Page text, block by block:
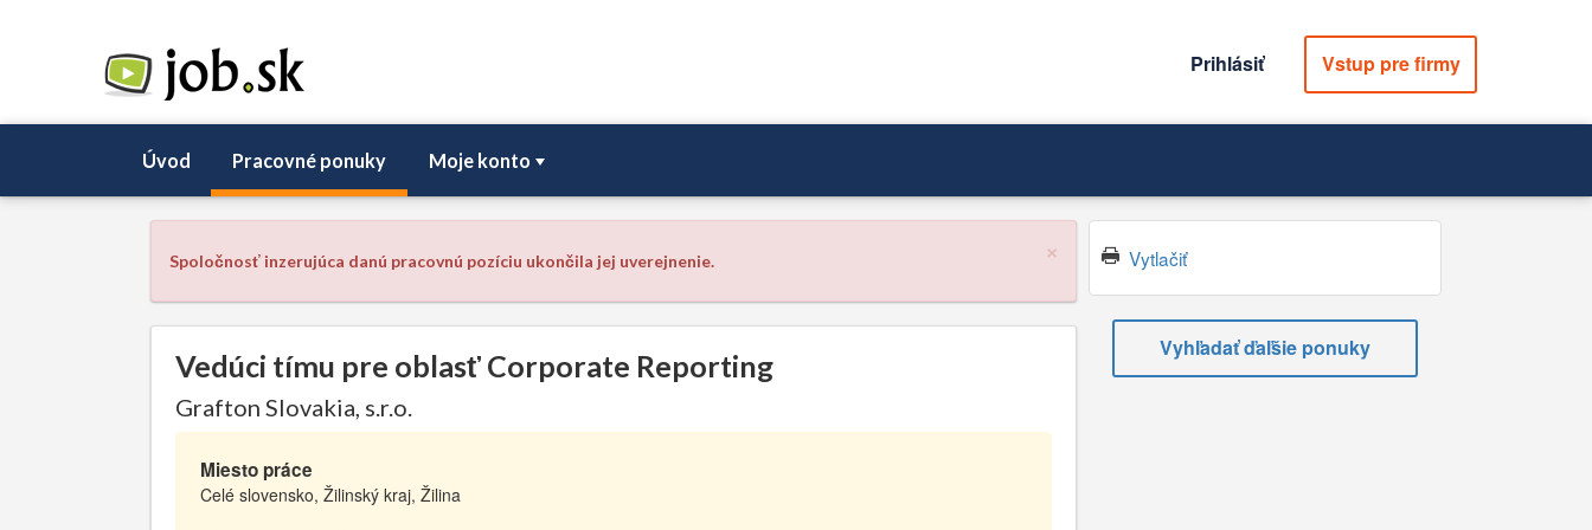
Prihlásiť Vstup pre firmy
Úvod Pracovné ponuky Moje konto
×
Spoločnosť inzerujúca danú pracovnú pozíciu ukončila jej uverejnenie.
Vedúci tímu pre oblasť Corporate Reporting
Grafton Slovakia, s.r.o.
Miesto práce
Celé slovensko, Žilinský kraj, Žilina
Vytlačiť
Vyhľadať ďaľšie ponuky